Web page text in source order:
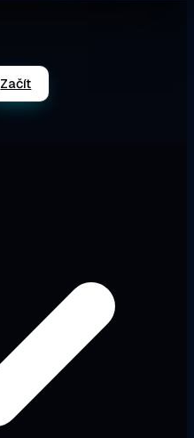
Začít